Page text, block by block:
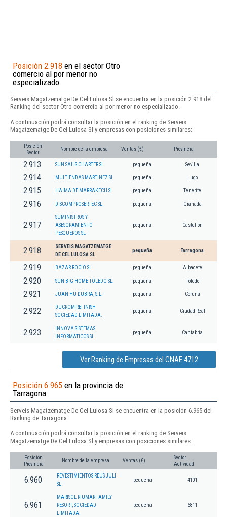
Posición 2.918 en el sector Otro
comercio al por menor no
especializado
Serveis Magatzematge De Cel Lulosa Sl se encuentra en la posición 2.918 del
Ranking del sector Otro comercio al por menor no especializado.
A continuación podrá consultar la posición en el ranking de Serveis
Magatzematge De Cel Lulosa Sl y empresas con posiciones similares:
Posición
Sector
Nombre de la empresa Ventas (€) Provincia
2.913 SUN SAILS CHARTER SL pequeña Sevilla
2.914 MULTIENDAS MARTINEZ SL pequeña Lugo
2.915 HAIMA DE MARRAKECH SL pequeña Tenerife
2.916 DISCOMPROSERTEC SL pequeña Granada
2.917
SUMINISTROS Y
ASESORAMIENTO
PESQUEROS SL
pequeña Castellon
2.918
SERVEIS MAGATZEMATGE
DE CEL LULOSA SL
pequeña Tarragona
2.919 BAZAR ROCIO SL pequeña Albacete
2.920 SUN BIG HOME TOLEDO SL. pequeña Toledo
2.921 JUAN HU DUBRA, S.L. pequeña Coruña
2.922
DUCROM REFINISH
SOCIEDAD LIMITADA.
pequeña Ciudad Real
2.923
INNOVA SISTEMAS
INFORMATICOS SL
pequeña Cantabria
Ver Ranking de Empresas del CNAE 4712
Posición 6.965 en la provincia de
Tarragona
Serveis Magatzematge De Cel Lulosa Sl se encuentra en la posición 6.965 del
Ranking de Tarragona.
A continuación podrá consultar la posición en el ranking de Serveis
Magatzematge De Cel Lulosa Sl y empresas con posiciones similares:
Posición
Provincia
Nombre de la empresa Ventas (€)
Sector
Actividad
6.960
REVESTIMIENTOS REUS JULI
SL
pequeña 4101
6.961
MARISOL RIUMAR FAMILY
RESORT, SOCIEDAD
LIMITADA.
pequeña 6811